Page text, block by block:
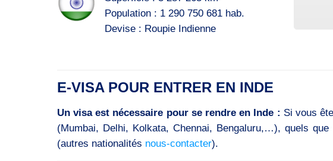
Population : 1 290 750 681 hab.
Devise : Roupie Indienne
E-VISA POUR ENTRER EN INDE
Un visa est nécessaire pour se rendre en Inde : Si vous
(Mumbai, Delhi, Kolkata, Chennai, Bengaluru,…), quels
(autres nationalités nous-contacter).